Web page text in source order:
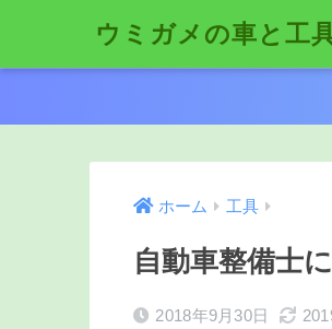
ウミガメの車と工
ホーム 工具
自動車整備士
2018年9月30日